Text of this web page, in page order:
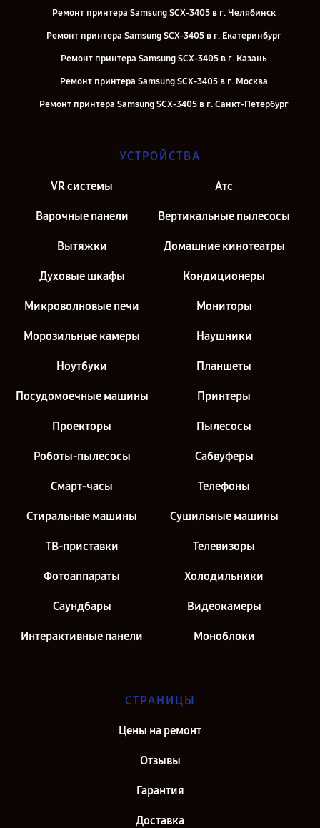
Ремонт принтера Samsung SCX-3405 в г. Челябинск
Ремонт принтера Samsung SCX-3405 в г. Екатеринбург
Ремонт принтера Samsung SCX-3405 в г. Казань
Ремонт принтера Samsung SCX-3405 в г. Москва
Ремонт принтера Samsung SCX-3405 в г. Санкт-Петербург
УСТРОЙСТВА
VR системы Атс
Варочные панели Вертикальные пылесосы
Вытяжки Домашние кинотеатры
Духовые шкафы Кондиционеры
Микроволновые печи Мониторы
Морозильные камеры Наушники
Ноутбуки Планшеты
Посудомоечные машины Принтеры
Проекторы Пылесосы
Роботы-пылесосы Сабвуферы
Смарт-часы Телефоны
Стиральные машины Сушильные машины
ТВ-приставки Телевизоры
Фотоаппараты Холодильники
Саундбары Видеокамеры
Интерактивные панели Моноблоки
СТРАНИЦЫ
Цены на ремонт
Отзывы
Гарантия
Доставка